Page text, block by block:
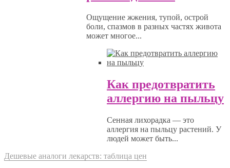
Ощущение жжения, тупой, острой
боли, спазмов в разных частях живота
может многое...
Как предотвратить
аллергию на пыльцу
Сенная лихорадка — это
аллергия на пыльцу растений. У
людей может быть...
Дешевые аналоги лекарств: таблица цен